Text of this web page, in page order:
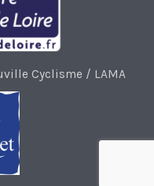
Cyclisme / LAMA